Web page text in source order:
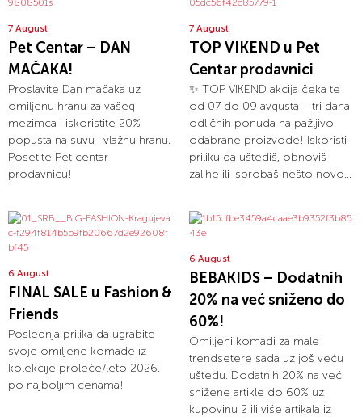
7 August
Pet Centar – DAN
MAČAKA!
Proslavite Dan mačaka uz
omiljenu hranu za vašeg
mezimca i iskoristite 20%
popusta na suvu i vlažnu hranu.
Posetite Pet centar
prodavnicu!
7 August
TOP VIKEND u Pet
Centar prodavnici
✨ TOP VIKEND akcija čeka te
od 07 do 09 avgusta – tri dana
odličnih ponuda na pažljivo
odabrane proizvode! Iskoristi
priliku da uštediš, obnoviš
zalihe ili isprobaš nešto novo...
6 August
FINAL SALE u Fashion &
Friends
Poslednja prilika da ugrabite
svoje omiljene komade iz
kolekcije proleće/leto 2026.
po najboljim cenama!
6 August
BEBAKIDS – Dodatnih
20% na već sniženo do
60%!
Omiljeni komadi za male
trendsetere sada uz još veću
uštedu. Dodatnih 20% na već
snižene artikle do 60% uz
kupovinu 2 ili više artikala iz